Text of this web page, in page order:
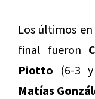
Los últimos
final fueron
Piotto (6-3
Matías